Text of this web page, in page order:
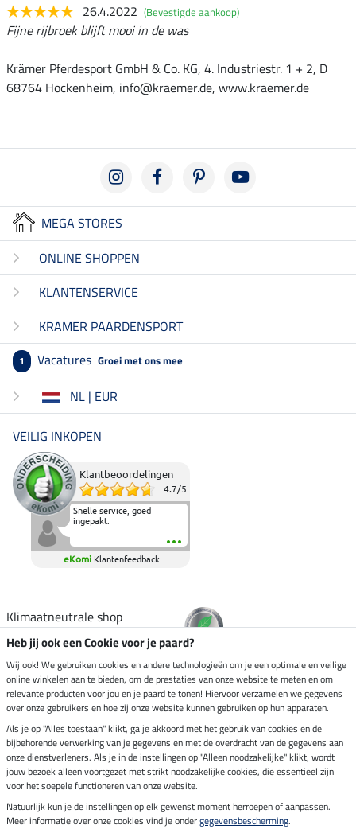
26.4.2022 (Bevestigde aankoop)
Fijne rijbroek blijft mooi in de was
Krämer Pferdesport GmbH & Co. KG, 4. Industriestr. 1 + 2, D
68764 Hockenheim, info@kraemer.de, www.kraemer.de
MEGA STORES
ONLINE SHOPPEN
KLANTENSERVICE
KRAMER PAARDENSPORT
1 Vacatures Groei met ons mee
NL | EUR
VEILIG INKOPEN
Klantbeoordelingen
4.7/5
Snelle service, goed
ingepakt.
eKomi Klantenfeedback
Klimaatneutrale shop
Verzending per
Veilig betalen met
Impressum
Heb jij ook een Cookie voor je paard?
Wij ook! We gebruiken cookies en andere technologieën om je een optimale en veilige
online winkelen aan te bieden, om de prestaties van onze website te meten en om
relevante producten voor jou en je paard te tonen! Hiervoor verzamelen we gegevens
over onze gebruikers en hoe zij onze website kunnen gebruiken op hun apparaten.
Als je op "Alles toestaan" klikt, ga je akkoord met het gebruik van cookies en de
bijbehorende verwerking van je gegevens en met de overdracht van de gegevens aan
onze dienstverleners. Als je in de instellingen op "Alleen noodzakelijke" klikt, wordt
jouw bezoek alleen voortgezet met strikt noodzakelijke cookies, die essentieel zijn
voor het soepele functioneren van onze website.
Natuurlijk kun je de instellingen op elk gewenst moment herroepen of aanpassen.
Meer informatie over onze cookies vind je ondergegevensbescherming.